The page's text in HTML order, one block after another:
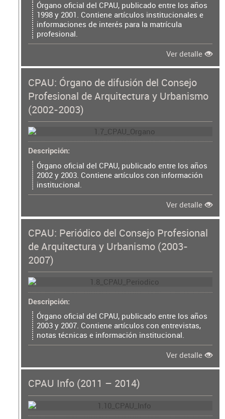
Órgano oficial del CPAU, publicado entre los años
1998 y 2001. Contiene artículos institucionales e
informaciones de interés para la matrícula
profesional.
Ver detalle
CPAU: Órgano de difusión del Consejo
Profesional de Arquitectura y Urbanismo
(2002-2003)
Descripción
Órgano oficial del CPAU, publicado entre los años
2002 y 2003. Contiene artículos con información
institucional.
Ver detalle
CPAU: Periódico del Consejo Profesional
de Arquitectura y Urbanismo (2003-
2007)
Descripción
Órgano oficial del CPAU, publicado entre los años
2003 y 2007. Contiene artículos con entrevistas,
notas técnicas e información institucional.
Ver detalle
CPAU Info (2011 – 2014)